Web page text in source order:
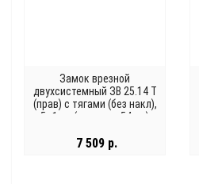
Замок врезной
двухсистемный ЗВ 25.14 Т
(прав) с тягами (без накл),
5+1 кл (длин. кл. 54мм)
7 509 р.